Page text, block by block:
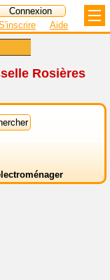
Aide
Rosières